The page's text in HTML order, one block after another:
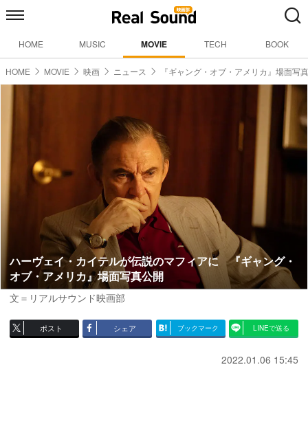
HOME MUSIC MOVIE TECH BOOK
HOME MOVIE 映画 ニュース 『ギャング・オブ・アメリカ』場面写真
ハーヴェイ・カイテルが伝説のマフィアに 『ギャング・
オブ・アメリカ』場面写真公開
文＝リアルサウンド映画部
ポスト シェア ブックマーク LINEで送る
2022.01.06 15:45